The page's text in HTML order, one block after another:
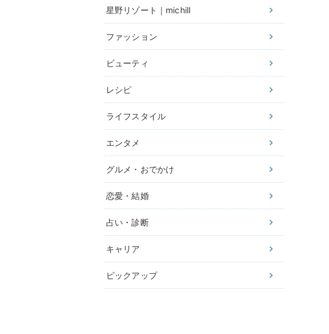
星野リゾート｜michill
ファッション
ビューティ
レシピ
ライフスタイル
エンタメ
グルメ・おでかけ
恋愛・結婚
占い・診断
キャリア
ピックアップ